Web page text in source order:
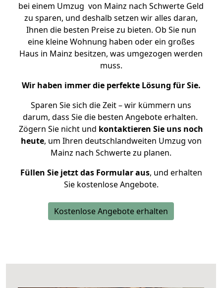
bei einem Umzug von Mainz nach Schwerte Geld
zu sparen, und deshalb setzen wir alles daran,
Ihnen die besten Preise zu bieten. Ob Sie nun
eine kleine Wohnung haben oder ein großes
Haus in Mainz besitzen, was umgezogen werden
muss.
Wir haben immer die perfekte Lösung für Sie.
Sparen Sie sich die Zeit – wir kümmern uns
darum, dass Sie die besten Angebote erhalten.
Zögern Sie nicht und kontaktieren Sie uns noch
heute, um Ihren deutschlandweiten Umzug von
Mainz nach Schwerte zu planen.
Füllen Sie jetzt das Formular aus, und erhalten
Sie kostenlose Angebote.
Kostenlose Angebote erhalten